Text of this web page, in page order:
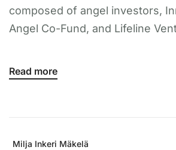
composed of angel investors,
Angel Co-Fund, and Lifeline
Read more
Milja Inkeri Mäkelä